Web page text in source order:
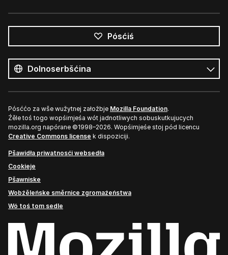
Pósćiś
rěcy
Rěc
Pósććo za wše wužytnej załožbje Mozilla Foundation.
Źěle toś togo wopśimjeśa wót jadnotliwych sobuskutkujucych
mozilla.org napórane ©1998–2026. Wopśimjeśe stoj pód licencu
Creative Commons license k dispoziciji.
Pšawidła priwatnosći websedła
Cookieje
Pšawniske
Wobźěleńske směrnice zgromaźeństwa
Wó toś tom sedle